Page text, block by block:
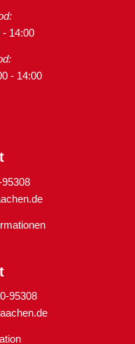
- 14:00
- 14:00
95308